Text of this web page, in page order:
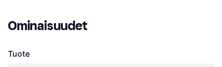
Ominaisuudet
Tuote